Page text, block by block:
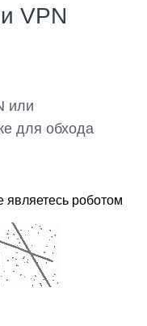
VPN
или
для обхода
являетесь роботом